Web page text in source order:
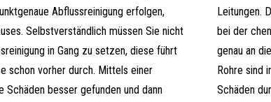
Abflussreinigung erfolgen,
Selbstverständlich müssen Sie nicht
in Gang zu setzen, diese führt
schon vorher durch. Mittels einer
Schäden besser gefunden und dann
Leitungen.
bei der
genau an
Rohre sind
Schäden